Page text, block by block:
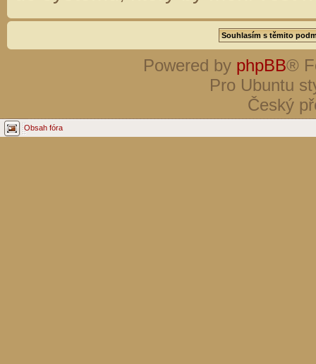
Powered by phpBB®
Pro Ubuntu
Český
Obsah fóra